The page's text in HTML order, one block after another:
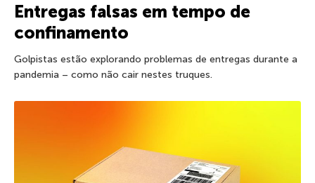
Entregas falsas em tempo de
confinamento
Golpistas estão explorando problemas de entregas durante a
pandemia – como não cair nestes truques.